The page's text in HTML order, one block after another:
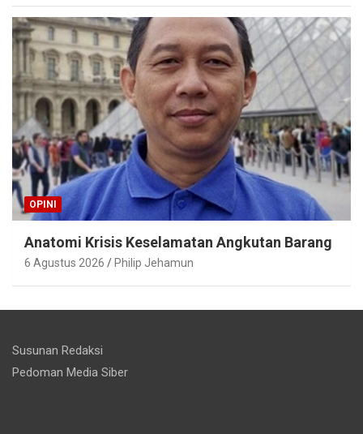
OPINI
Anatomi Krisis Keselamatan Angkutan Barang
6 Agustus 2026 Philip Jehamun
Susunan Redaksi
Pedoman Media Siber